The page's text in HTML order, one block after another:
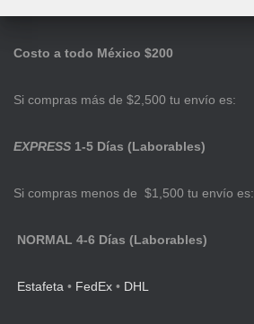
Costo a todo México $200
Si compras más de $2,500 tu envío es:
EXPRESS 1-5 Días (Laborables)
Si compras menos de $1,500 tu envío es:
NORMAL 4-6 Días (Laborables)
Estafeta • FedEx • DHL